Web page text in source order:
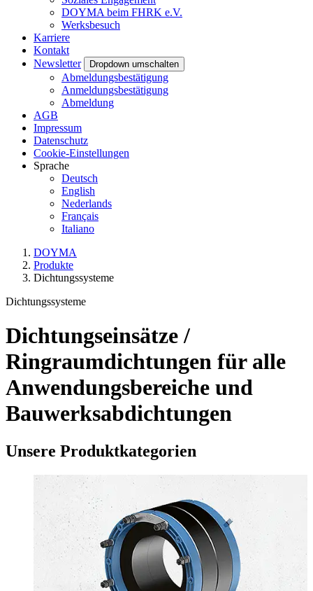
DOYMA beim FHRK e.V.
Werksbesuch
Karriere
Kontakt
Newsletter
Dropdown umschalten
Abmeldungsbestätigung
Anmeldungsbestätigung
Abmeldung
AGB
Impressum
Datenschutz
Cookie-Einstellungen
Sprache
Deutsch
English
Nederlands
Français
Italiano
DOYMA
Produkte
Dichtungssysteme
Dichtungssysteme
Dichtungseinsätze /
Ringraumdichtungen für alle
Anwendungsbereiche und
Bauwerksabdichtungen
Unsere Produktkategorien